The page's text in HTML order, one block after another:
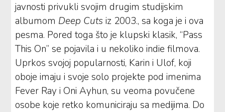
javnosti privukli svojim drugim studijskim
albumom Deep Cutsiz 2003., sa koga je i ova
pesma. Pored toga što je klupski klasik, “Pass
This On” se pojavila i u nekoliko indie filmova.
Uprkos svojoj popularnosti, Karin i Ulof, koji
oboje imaju i svoje solo projekte pod imenima
Fever Ray i Oni Ayhun, su veoma povučene
osobe koje retko komuniciraju sa medijima. Do